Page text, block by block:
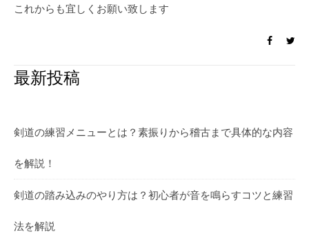
これからも宜しくお願い致します
最新投稿
剣道の練習メニューとは？素振りから稽古まで具体的な内容
を解説！
剣道の踏み込みのやり方は？初心者が音を鳴らすコツと練習
法を解説